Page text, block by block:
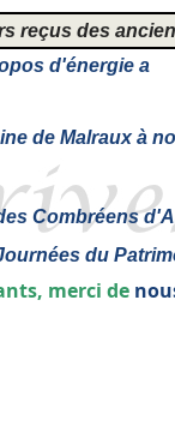
reçus des
d'énergie a
de Malraux à
Combréens
du
merci de